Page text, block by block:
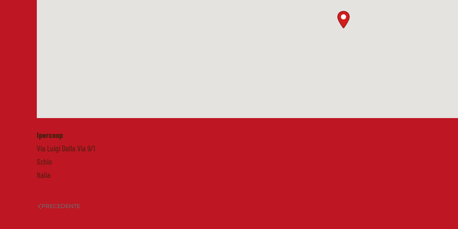
Ipercoop
Via Luigi Dalla Via 9/1
Schio
Italia
PRECEDENTE